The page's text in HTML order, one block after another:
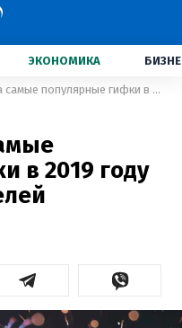
ЭКОНОМИКА
Google назвала самые популярные гифки в 2019 году среди пользователей
в 2019 году